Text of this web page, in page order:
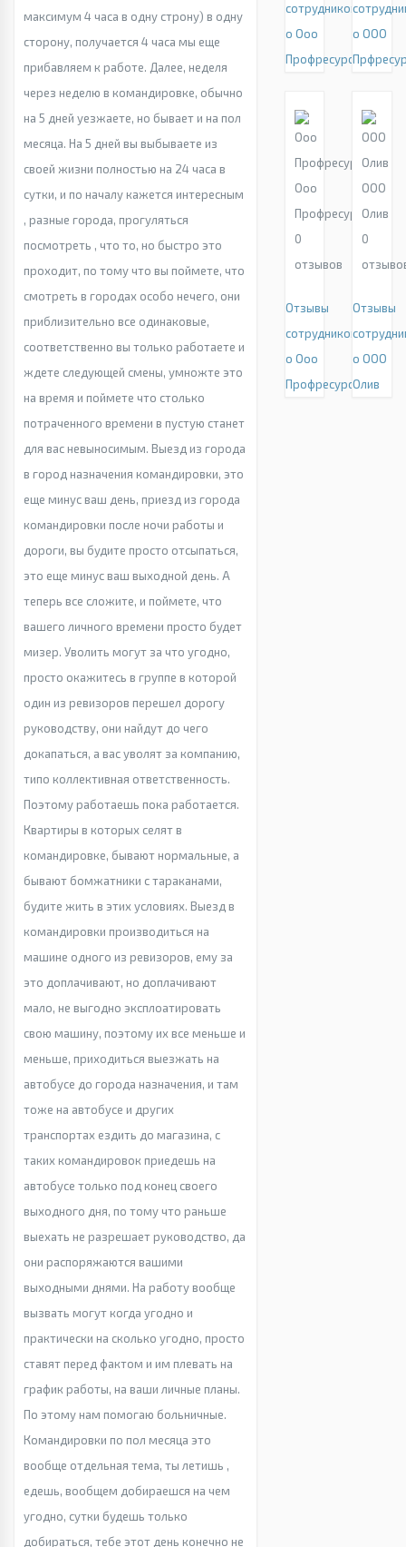
максимум 4 часа в одну строну) в одну
сторону, получается 4 часа мы еще
прибавляем к работе. Далее, неделя
через неделю в командировке, обычно
на 5 дней уезжаете, но бывает и на пол
месяца. На 5 дней вы выбываете из
своей жизни полностью на 24 часа в
сутки, и по началу кажется интересным
, разные города, прогуляться
посмотреть , что то, но быстро это
проходит, по тому что вы поймете, что
смотреть в городах особо нечего, они
приблизительно все одинаковые,
соответственно вы только работаете и
ждете следующей смены, умножте это
на время и поймете что столько
потраченного времени в пустую станет
для вас невыносимым. Выезд из города
в город назначения командировки, это
еще минус ваш день, приезд из города
командировки после ночи работы и
дороги, вы будите просто отсыпаться,
это еще минус ваш выходной день. А
теперь все сложите, и поймете, что
вашего личного времени просто будет
мизер. Уволить могут за что угодно,
просто окажитесь в группе в которой
один из ревизоров перешел дорогу
руководству, они найдут до чего
докапаться, а вас уволят за компанию,
типо коллективная ответственность.
Поэтому работаешь пока работается.
Квартиры в которых селят в
командировке, бывают нормальные, а
бывают бомжатники с тараканами,
будите жить в этих условиях. Выезд в
командировки производиться на
машине одного из ревизоров, ему за
это доплачивают, но доплачивают
мало, не выгодно эксплоатировать
свою машину, поэтому их все меньше и
меньше, приходиться выезжать на
автобусе до города назначения, и там
тоже на автобусе и других
транспортах ездить до магазина, с
таких командировок приедешь на
автобусе только под конец своего
выходного дня, по тому что раньше
выехать не разрешает руководство, да
они распоряжаются вашими
выходными днями. На работу вообще
вызвать могут когда угодно и
практически на сколько угодно, просто
ставят перед фактом и им плевать на
график работы, на ваши личные планы.
По этому нам помогаю больничные.
Командировки по пол месяца это
вообще отдельная тема, ты летишь ,
едешь, вообщем добираешся на чем
угодно, сутки будешь только
добираться, тебе этот день конечно не
сотрудников
о Ооо
Профресурс
о ООО
Ооо
Профресурс
0
отзывов
Отзывы
сотрудников
о Ооо
Профресурс
ООО
Олив
0
Отзывы
о ООО
Олив